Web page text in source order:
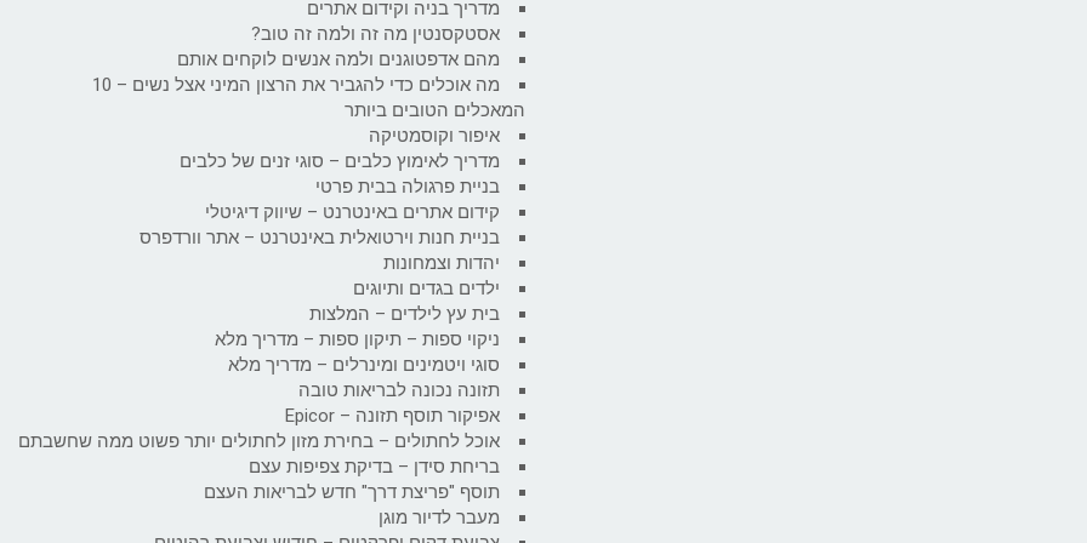
מדריך בניה וקידום אתרים
אסטקסנטין מה זה ולמה זה טוב?
מהם אדפטוגנים ולמה אנשים לוקחים אותם
מה אוכלים כדי להגביר את הרצון המיני אצל נשים – 10
המאכלים הטובים ביותר
איפור וקוסמטיקה
מדריך לאימוץ כלבים – סוגי זנים של כלבים
בניית פרגולה בבית פרטי
קידום אתרים באינטרנט – שיווק דיגיטלי
בניית חנות וירטואלית באינטרנט – אתר וורדפרס
יהדות וצמחונות
ילדים בגדים ותיוגים
בית עץ לילדים – המלצות
ניקוי ספות – תיקון ספות – מדריך מלא
סוגי ויטמינים ומינרלים – מדריך מלא
תזונה נכונה לבריאות טובה
אפיקור תוסף תזונה – Epicor
אוכל לחתולים – בחירת מזון לחתולים יותר פשוט ממה שחשבתם
בריחת סידן – בדיקת צפיפות עצם
תוסף "פריצת דרך" חדש לבריאות העצם
מעבר לדיור מוגן